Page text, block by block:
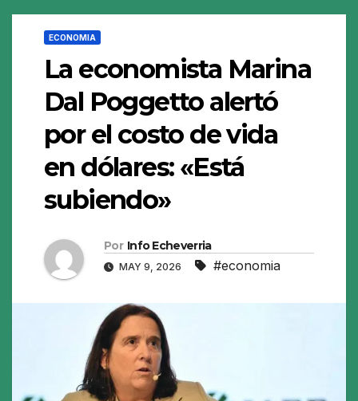
ECONOMIA
La economista Marina
Dal Poggetto alertó
por el costo de vida
en dólares: «Está
subiendo»
Por Info Echeverria
MAY 9, 2026 #economia